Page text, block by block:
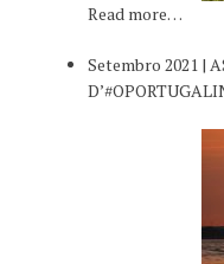
Read more…
Setembro 2021 |